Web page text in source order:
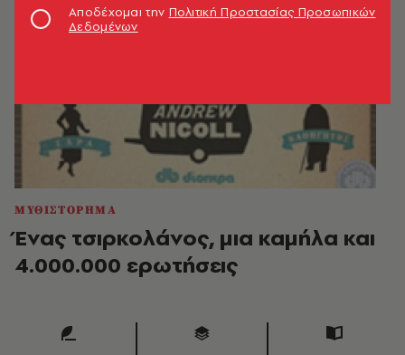
ΜΥΘΙΣΤΟΡΗΜΑ
Ένας τσιρκολάνος, μια καμήλα και
4.000.000 ερωτήσεις
Αποδέχομαι την Πολιτική Προστασίας Προσωπικών
Δεδομένων